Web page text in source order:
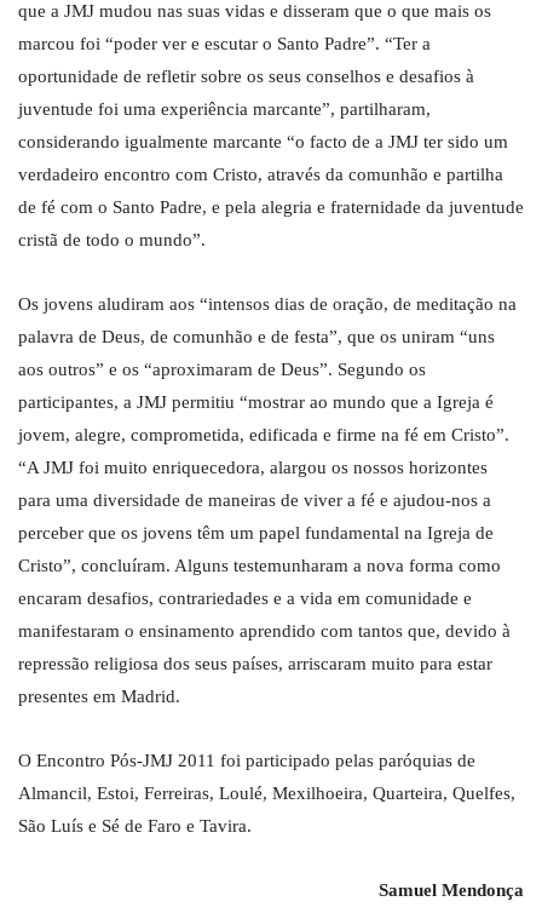
que a JMJ mudou nas suas vidas e disseram que o que mais os
marcou foi “poder ver e escutar o Santo Padre”. “Ter a
oportunidade de refletir sobre os seus conselhos e desafios à
juventude foi uma experiência marcante”, partilharam,
considerando igualmente marcante “o facto de a JMJ ter sido um
verdadeiro encontro com Cristo, através da comunhão e partilha
de fé com o Santo Padre, e pela alegria e fraternidade da juventude
cristã de todo o mundo”.
Os jovens aludiram aos “intensos dias de oração, de meditação na
palavra de Deus, de comunhão e de festa”, que os uniram “uns
aos outros” e os “aproximaram de Deus”. Segundo os
participantes, a JMJ permitiu “mostrar ao mundo que a Igreja é
jovem, alegre, comprometida, edificada e firme na fé em Cristo”.
“A JMJ foi muito enriquecedora, alargou os nossos horizontes
para uma diversidade de maneiras de viver a fé e ajudou-nos a
perceber que os jovens têm um papel fundamental na Igreja de
Cristo”, concluíram. Alguns testemunharam a nova forma como
encaram desafios, contrariedades e a vida em comunidade e
manifestaram o ensinamento aprendido com tantos que, devido à
repressão religiosa dos seus países, arriscaram muito para estar
presentes em Madrid.
O Encontro Pós-JMJ 2011 foi participado pelas paróquias de
Almancil, Estoi, Ferreiras, Loulé, Mexilhoeira, Quarteira, Quelfes,
São Luís e Sé de Faro e Tavira.
Samuel Mendonça